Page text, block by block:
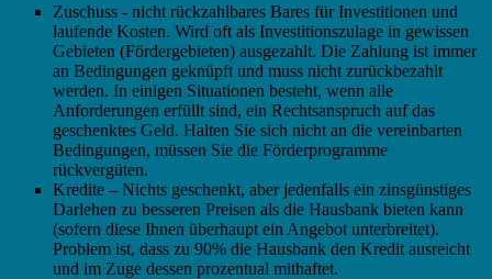
Zuschuss - nicht rückzahlbares Bares für Investitionen und
laufende Kosten. Wird oft als Investitionszulage in gewissen
Gebieten (Fördergebieten) ausgezahlt. Die Zahlung ist immer
an Bedingungen geknüpft und muss nicht zurückbezahlt
werden. In einigen Situationen besteht, wenn alle
Anforderungen erfüllt sind, ein Rechtsanspruch auf das
geschenktes Geld. Halten Sie sich nicht an die vereinbarten
Bedingungen, müssen Sie die Förderprogramme
rückvergüten.
Kredite – Nichts geschenkt, aber jedenfalls ein zinsgünstiges
Darlehen zu besseren Preisen als die Hausbank bieten kann
(sofern diese Ihnen überhaupt ein Angebot unterbreitet).
Problem ist, dass zu 90% die Hausbank den Kredit ausreicht
und im Zuge dessen prozentual mithaftet.